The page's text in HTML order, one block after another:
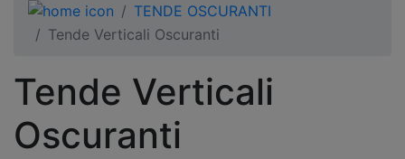
TENDE OSCURANTI
Tende Verticali Oscuranti
Tende Verticali
Oscuranti